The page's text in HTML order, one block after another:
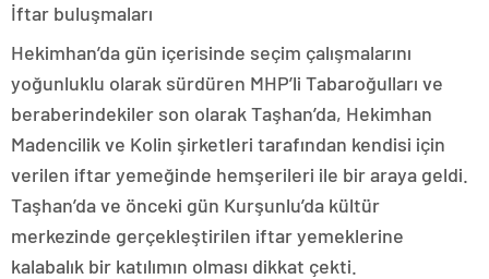
İftar buluşmaları
Hekimhan’da gün içerisinde seçim çalışmalarını
yoğunluklu olarak sürdüren MHP’li Tabaroğulları ve
beraberindekiler son olarak Taşhan’da, Hekimhan
Madencilik ve Kolin şirketleri tarafından kendisi için
verilen iftar yemeğinde hemşerileri ile bir araya geldi.
Taşhan’da ve önceki gün Kurşunlu’da kültür
merkezinde gerçekleştirilen iftar yemeklerine
kalabalık bir katılımın olması dikkat çekti.